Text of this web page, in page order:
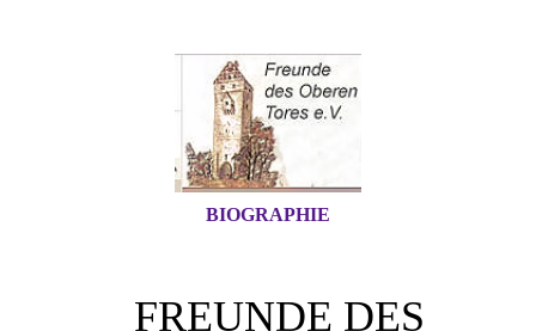
BIOGRAPHIE
FREUNDE DES